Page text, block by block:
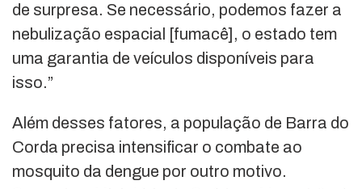
de surpresa. Se necessário, podemos fazer a
nebulização espacial [fumacê], o estado tem
uma garantia de veículos disponíveis para
isso.”
Além desses fatores, a população de Barra do
Corda precisa intensificar o combate ao
mosquito da dengue por outro motivo.